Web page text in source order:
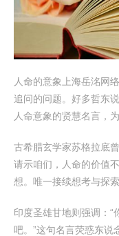
人命的意象上海岳洺网
追问的问题。好多哲东
人命意象的贤慧名言，
古希腊玄学家苏格拉底
请示咱们，人命的价值
想。唯一接续想考与探
印度圣雄甘地则强调：“
吧。”这句名言荧惑东说